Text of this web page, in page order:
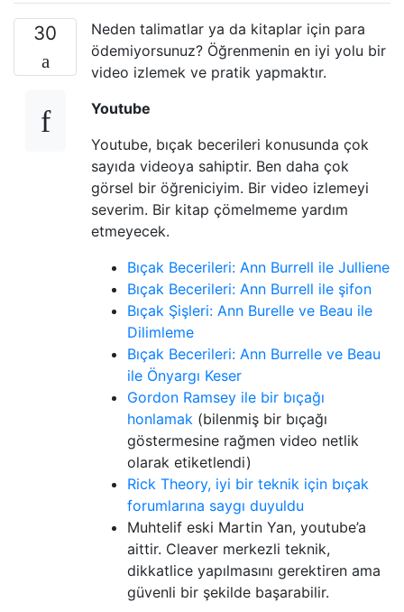
30
Neden talimatlar ya da kitaplar için para
ödemiyorsunuz? Öğrenmenin en iyi yolu bir
video izlemek ve pratik yapmaktır.
Youtube
Youtube, bıçak becerileri konusunda çok
sayıda videoya sahiptir. Ben daha çok
görsel bir öğreniciyim. Bir video izlemeyi
severim. Bir kitap çömelmeme yardım
etmeyecek.
Bıçak Becerileri: Ann Burrell ile Julliene
Bıçak Becerileri: Ann Burrell ile şifon
Bıçak Şişleri: Ann Burelle ve Beau ile
Dilimleme
Bıçak Becerileri: Ann Burrelle ve Beau
ile Önyargı Keser
Gordon Ramsey ile bir bıçağı
honlamak (bilenmiş bir bıçağı
göstermesine rağmen video netlik
olarak etiketlendi)
Rick Theory, iyi bir teknik için bıçak
forumlarına saygı duyuldu
Muhtelif eski Martin Yan, youtube’a
aittir. Cleaver merkezli teknik,
dikkatlice yapılmasını gerektiren ama
güvenli bir şekilde başarabilir.